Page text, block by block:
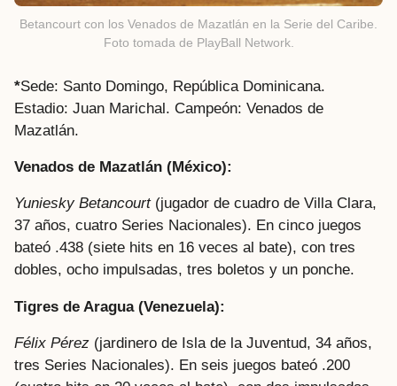
Betancourt con los Venados de Mazatlán en la Serie del Caribe.
Foto tomada de PlayBall Network.
*Sede: Santo Domingo, República Dominicana.
Estadio: Juan Marichal. Campeón: Venados de
Mazatlán.
Venados de Mazatlán (México):
Yuniesky Betancourt(jugador de cuadro de Villa Clara,
37 años, cuatro Series Nacionales). En cinco juegos
bateó .438 (siete hits en 16 veces al bate), con tres
dobles, ocho impulsadas, tres boletos y un ponche.
Tigres de Aragua (Venezuela):
Félix Pérez (jardinero de Isla de la Juventud, 34 años,
tres Series Nacionales). En seis juegos bateó .200